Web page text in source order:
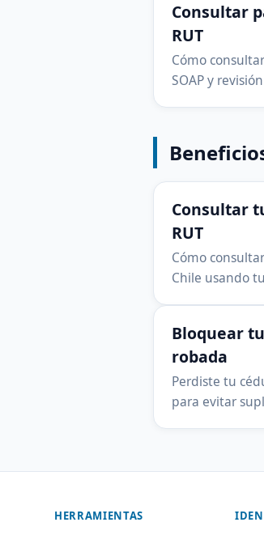
Consultar
RUT
Cómo
SOAP y
Consultar
RUT
Cómo
Chile usando
Bloquear
robada
Perdiste tu
para evitar
HERRAMIENTAS